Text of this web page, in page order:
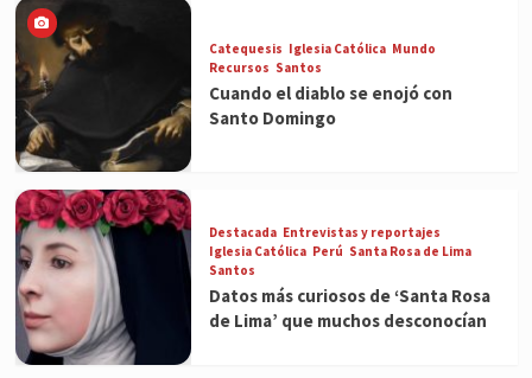
Catequesis Iglesia Católica Mundo
Recursos Santos
Cuando el diablo se enojó con
Santo Domingo
Destacada Entrevistas y reportajes
Iglesia Católica Perú Santa Rosa de Lima
Santos
Datos más curiosos de ‘Santa Rosa
de Lima’ que muchos desconocían